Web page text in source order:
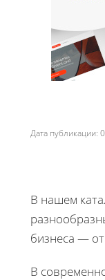
Дата
В нашем
бизнеса —
В